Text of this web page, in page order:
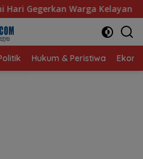
Dua Rumah dan Bedakan
Hukum & Peristiwa